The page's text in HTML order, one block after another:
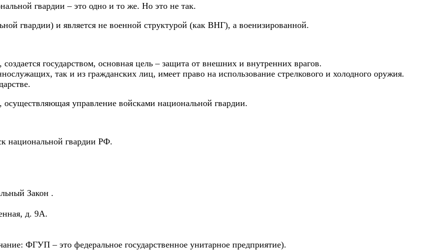
гвардии – это одно и то же. Но это не так.
гвардии) и является не военной структурой (как ВНГ), а военизированной.
государством, основная цель – защита от внешних и внутренних врагов.
так и из гражданских лиц, имеет право на использование стрелкового и холодного оружия.
осуществляющая управление войсками национальной гвардии.
национальной гвардии РФ.
Закон .
д. 9А.
ФГУП – это федеральное государственное унитарное предприятие).